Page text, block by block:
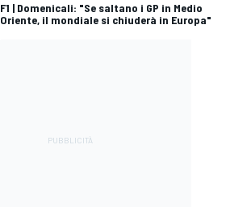
F1 | Domenicali: "Se saltano i GP in Medio
Oriente, il mondiale si chiuderà in Europa"